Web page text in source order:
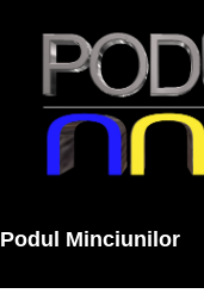
Podul Minciunilor